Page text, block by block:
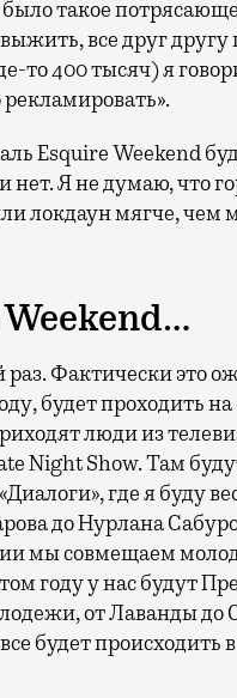
такое
все друг
то 400 тысяч) я
Esquire Weekend
Я не думаю, что
локдаун мягче, чем
раз. Фактически это
,будет проходить
люди из
Night Show. Там
где я буду
до Нурлана
мы совмещаем
году у нас будут
от Лаванды до
будет происходить